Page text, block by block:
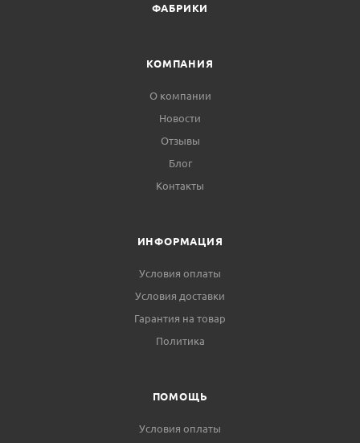
ФАБРИКИ
КОМПАНИЯ
О компании
Новости
Отзывы
Блог
Контакты
ИНФОРМАЦИЯ
Условия оплаты
Условия доставки
Гарантия на товар
Политика
ПОМОЩЬ
Условия оплаты